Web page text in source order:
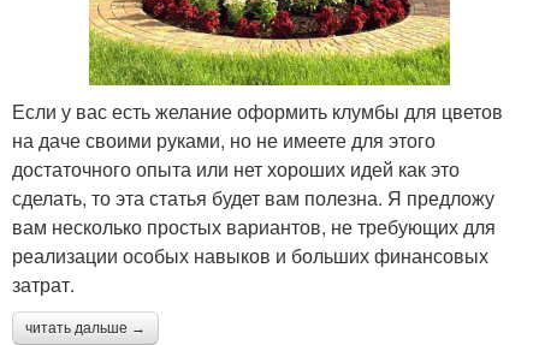
Если у вас есть желание оформить клумбы для цветов
на даче своими руками, но не имеете для этого
достаточного опыта или нет хороших идей как это
сделать, то эта статья будет вам полезна. Я предложу
вам несколько простых вариантов, не требующих для
реализации особых навыков и больших финансовых
затрат.
читать дальше →